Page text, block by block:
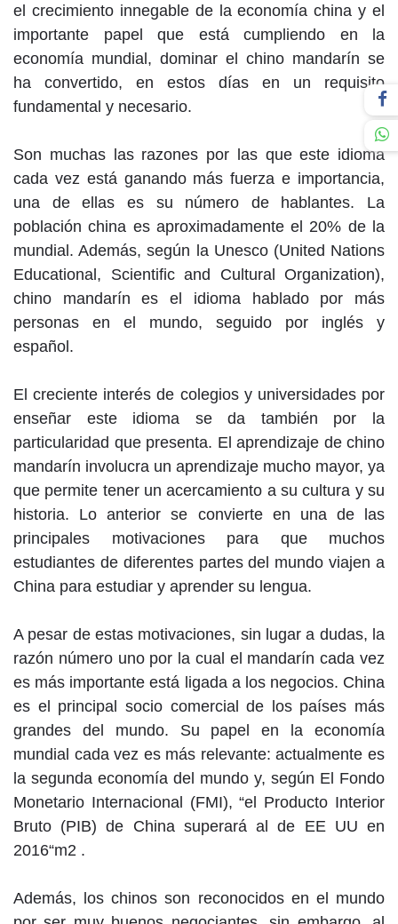
el crecimiento innegable de la economía china y el
importante papel que está cumpliendo en la
economía mundial, dominar el chino mandarín se
ha convertido, en estos días en un requisito
fundamental y necesario.
Son muchas las razones por las que este idioma
cada vez está ganando más fuerza e importancia,
una de ellas es su número de hablantes. La
población china es aproximadamente el 20% de la
mundial. Además, según la Unesco (United Nations
Educational, Scientific and Cultural Organization),
chino mandarín es el idioma hablado por más
personas en el mundo, seguido por inglés y
español.
El creciente interés de colegios y universidades por
enseñar este idioma se da también por la
particularidad que presenta. El aprendizaje de chino
mandarín involucra un aprendizaje mucho mayor, ya
que permite tener un acercamiento a su cultura y su
historia. Lo anterior se convierte en una de las
principales motivaciones para que muchos
estudiantes de diferentes partes del mundo viajen a
China para estudiar y aprender su lengua.
A pesar de estas motivaciones, sin lugar a dudas, la
razón número uno por la cual el mandarín cada vez
es más importante está ligada a los negocios. China
es el principal socio comercial de los países más
grandes del mundo. Su papel en la economía
mundial cada vez es más relevante: actualmente es
la segunda economía del mundo y, según El Fondo
Monetario Internacional (FMI), “el Producto Interior
Bruto (PIB) de China superará al de EE UU en
2016“m2 .
Además, los chinos son reconocidos en el mundo